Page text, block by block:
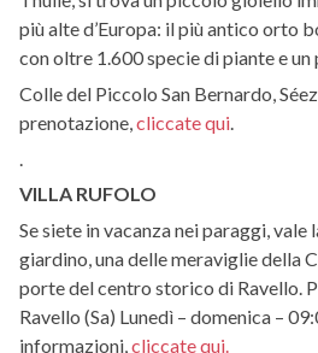
più alte d’Europa: il più antico orto
con oltre 1.600 specie di piante e un
Colle del Piccolo San Bernardo,
prenotazione,cliccate qui.
VILLA RUFOLO
Se siete in vacanza nei paraggi, vale
giardino, una delle meraviglie della
porte del centro storico di Ravello.
Ravello (Sa) Lunedì – domenica –
informazioni, cliccate qui.